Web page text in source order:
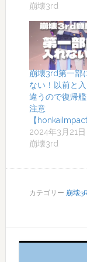
崩壊3rd
崩壊3rd第一部
ない！以前と
違うので復帰
注意
【
2024年3月21日
崩壊3rd
カテゴリー 崩壊